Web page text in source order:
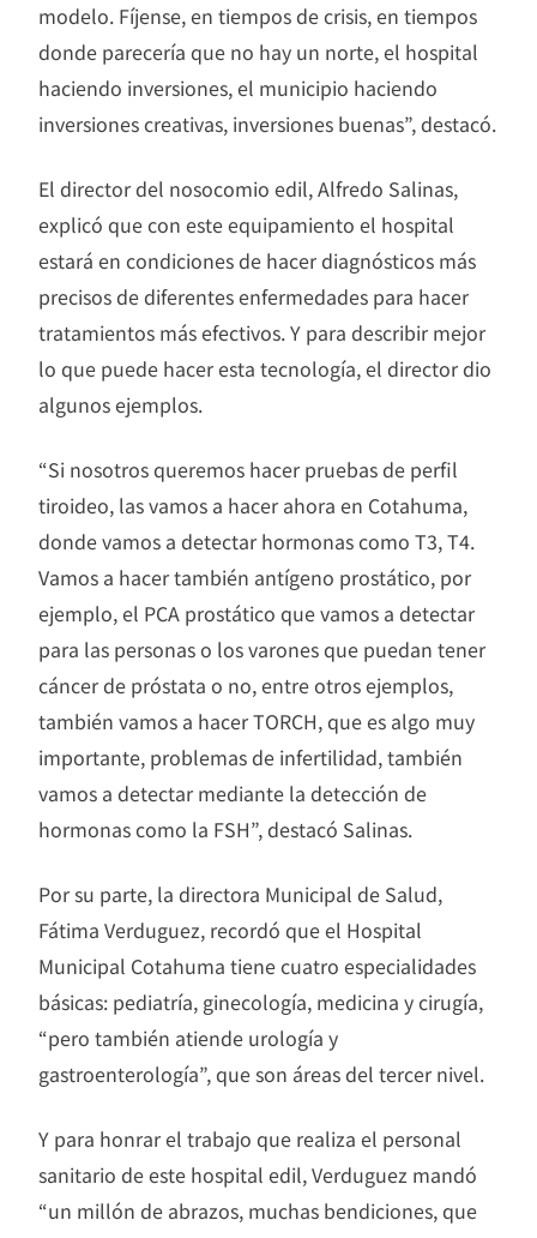
modelo. Fíjense, en tiempos de crisis, en tiempos
donde parecería que no hay un norte, el hospital
haciendo inversiones, el municipio haciendo
inversiones creativas, inversiones buenas”, destacó.
El director del nosocomio edil, Alfredo Salinas,
explicó que con este equipamiento el hospital
estará en condiciones de hacer diagnósticos más
precisos de diferentes enfermedades para hacer
tratamientos más efectivos. Y para describir mejor
lo que puede hacer esta tecnología, el director dio
algunos ejemplos.
“Si nosotros queremos hacer pruebas de perfil
tiroideo, las vamos a hacer ahora en Cotahuma,
donde vamos a detectar hormonas como T3, T4.
Vamos a hacer también antígeno prostático, por
ejemplo, el PCA prostático que vamos a detectar
para las personas o los varones que puedan tener
cáncer de próstata o no, entre otros ejemplos,
también vamos a hacer TORCH, que es algo muy
importante, problemas de infertilidad, también
vamos a detectar mediante la detección de
hormonas como la FSH”, destacó Salinas.
Por su parte, la directora Municipal de Salud,
Fátima Verduguez, recordó que el Hospital
Municipal Cotahuma tiene cuatro especialidades
básicas: pediatría, ginecología, medicina y cirugía,
“pero también atiende urología y
gastroenterología”, que son áreas del tercer nivel.
Y para honrar el trabajo que realiza el personal
sanitario de este hospital edil, Verduguez mandó
“un millón de abrazos, muchas bendiciones, que